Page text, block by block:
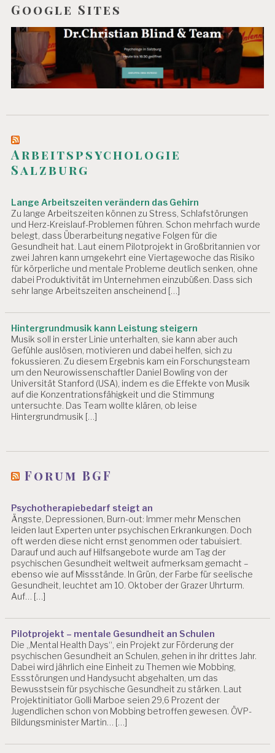
Google Sites
Arbeitspsychologie
Salzburg
Lange Arbeitszeiten verändern das Gehirn
Zu lange Arbeitszeiten können zu Stress, Schlafstörungen
und Herz-Kreislauf-Problemen führen. Schon mehrfach wurde
belegt, dass Überarbeitung negative Folgen für die
Gesundheit hat. Laut einem Pilotprojekt in Großbritannien vor
zwei Jahren kann umgekehrt eine Viertagewoche das Risiko
für körperliche und mentale Probleme deutlich senken, ohne
dabei Produktivität im Unternehmen einzubüßen. Dass sich
sehr lange Arbeitszeiten anscheinend […]
Hintergrundmusik kann Leistung steigern
Musik soll in erster Linie unterhalten, sie kann aber auch
Gefühle auslösen, motivieren und dabei helfen, sich zu
fokussieren. Zu diesem Ergebnis kam ein Forschungsteam
um den Neurowissenschaftler Daniel Bowling von der
Universität Stanford (USA), indem es die Effekte von Musik
auf die Konzentrationsfähigkeit und die Stimmung
untersuchte. Das Team wollte klären, ob leise
Hintergrundmusik […]
Forum BGF
Psychotherapiebedarf steigt an
Ängste, Depressionen, Burn-out: Immer mehr Menschen
leiden laut Experten unter psychischen Erkrankungen. Doch
oft werden diese nicht ernst genommen oder tabuisiert.
Darauf und auch auf Hilfsangebote wurde am Tag der
psychischen Gesundheit weltweit aufmerksam gemacht –
ebenso wie auf Missstände. In Grün, der Farbe für seelische
Gesundheit, leuchtet am 10. Oktober der Grazer Uhrturm.
Auf… […]
Pilotprojekt – mentale Gesundheit an Schulen
Die „Mental Health Days“, ein Projekt zur Förderung der
psychischen Gesundheit an Schulen, gehen in ihr drittes Jahr.
Dabei wird jährlich eine Einheit zu Themen wie Mobbing,
Essstörungen und Handysucht abgehalten, um das
Bewusstsein für psychische Gesundheit zu stärken. Laut
Projektinitiator Golli Marboe seien 29,6 Prozent der
Jugendlichen schon von Mobbing betroffen gewesen. ÖVP-
Bildungsminister Martin… […]